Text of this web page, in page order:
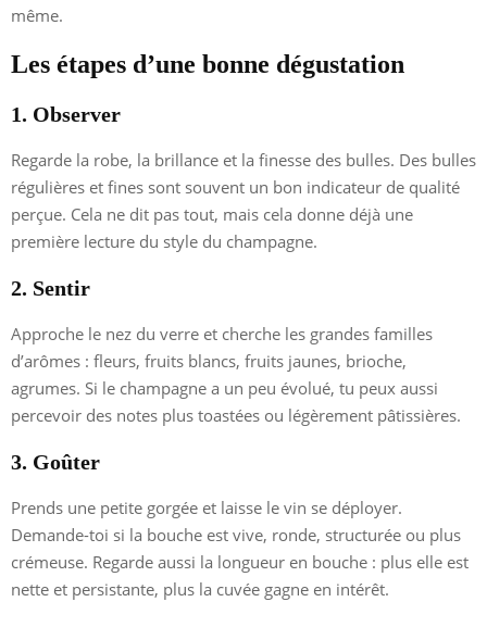
même.
Les étapes d’une bonne dégustation
1. Observer
Regarde la robe, la brillance et la finesse des bulles. Des bulles
régulières et fines sont souvent un bon indicateur de qualité
perçue. Cela ne dit pas tout, mais cela donne déjà une
première lecture du style du champagne.
2. Sentir
Approche le nez du verre et cherche les grandes familles
d’arômes : fleurs, fruits blancs, fruits jaunes, brioche,
agrumes. Si le champagne a un peu évolué, tu peux aussi
percevoir des notes plus toastées ou légèrement pâtissières.
3. Goûter
Prends une petite gorgée et laisse le vin se déployer.
Demande-toi si la bouche est vive, ronde, structurée ou plus
crémeuse. Regarde aussi la longueur en bouche : plus elle est
nette et persistante, plus la cuvée gagne en intérêt.